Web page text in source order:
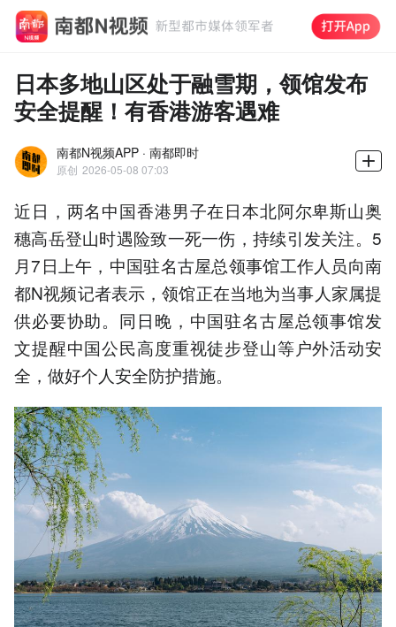
日本多地山区处于融雪期，领馆发布
安全提醒！有香港游客遇难
南都N视频APP · 南都即时
原创 2026-05-08 07:03
近日，两名中国香港男子在日本北阿尔卑斯山奥
穗高岳登山时遇险致一死一伤，持续引发关注。5
月7日上午，中国驻名古屋总领事馆工作人员向南
都N视频记者表示，领馆正在当地为当事人家属提
供必要协助。同日晚，中国驻名古屋总领事馆发
文提醒中国公民高度重视徒步登山等户外活动安
全，做好个人安全防护措施。